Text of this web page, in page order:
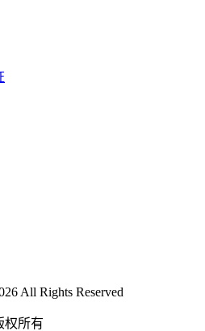
All Rights Reserved
权所有